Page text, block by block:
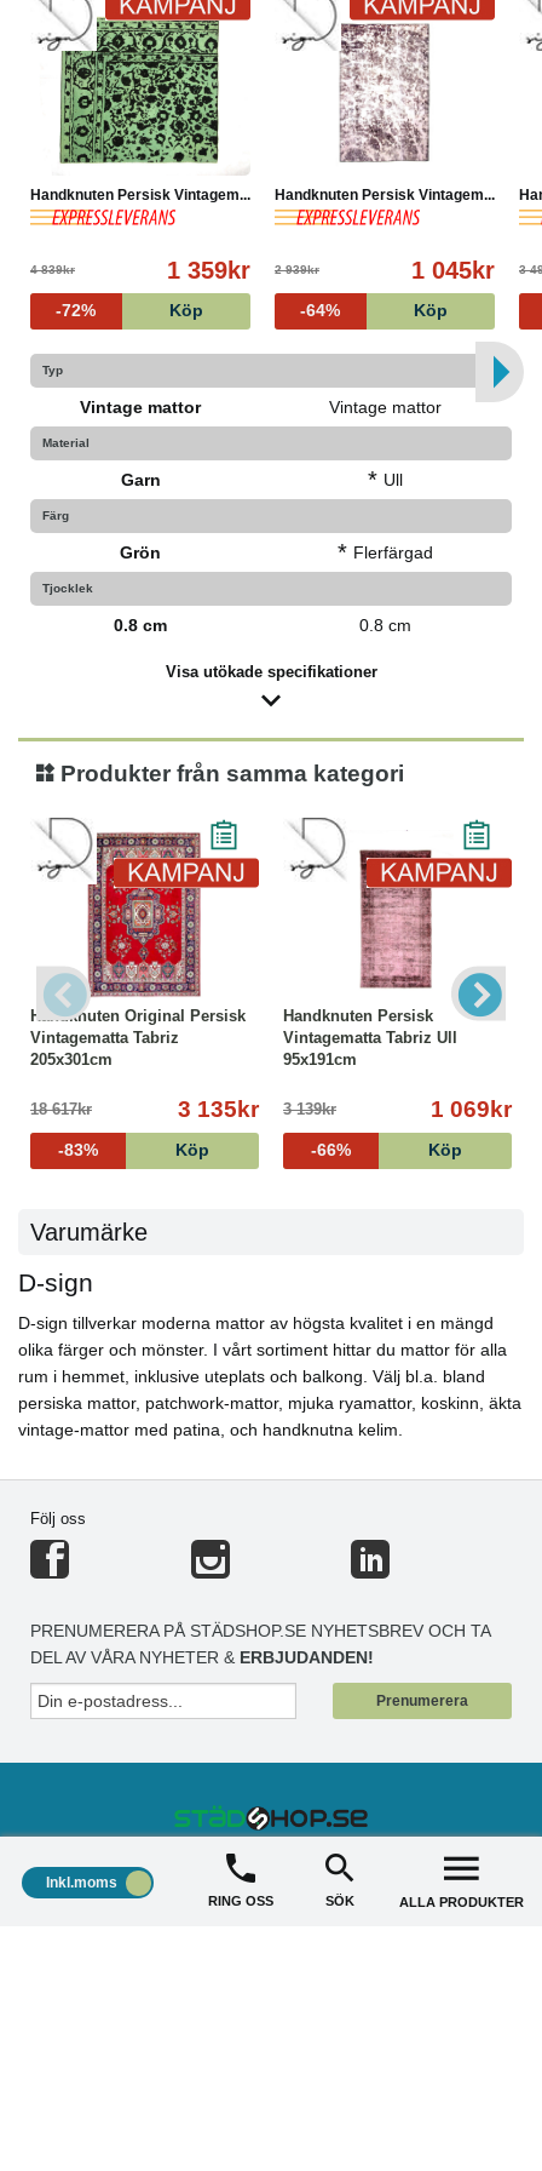
Handknuten Persisk Vintagem...
4 839kr 1 359kr
-72% Köp
Handknuten Persisk Vintagem...
2 939kr 1 045kr
-64% Köp
3
Typ
Vintage mattor Vintage mattor
Material
Garn * Ull
Färg
Grön * Flerfärgad
Tjocklek
0.8 cm 0.8 cm
Visa utökade specifikationer
Produkter från samma kategori
Handknuten Original Persisk
Vintagematta Tabriz
205x301cm
18 617kr 3 135kr
-83% Köp
Handknuten Persisk
Vintagematta Tabriz Ull
95x191cm
3 139kr 1 069kr
-66% Köp
Varumärke
D-sign
D-sign tillverkar moderna mattor av högsta kvalitet i en mängd
olika färger och mönster. I vårt sortiment hittar du mattor för alla
rum i hemmet, inklusive uteplats och balkong. Välj bl.a. bland
persiska mattor, patchwork-mattor, mjuka ryamattor, koskinn, äkta
vintage-mattor med patina, och handknutna kelim.
Följ oss
PRENUMERERA PÅ STÄDSHOP.SE NYHETSBREV OCH TA
DEL AV VÅRA NYHETER & ERBJUDANDEN!
Prenumerera
STÄDSHOP
Inkl.moms
RING OSS SÖK ALLA PRODUKTER